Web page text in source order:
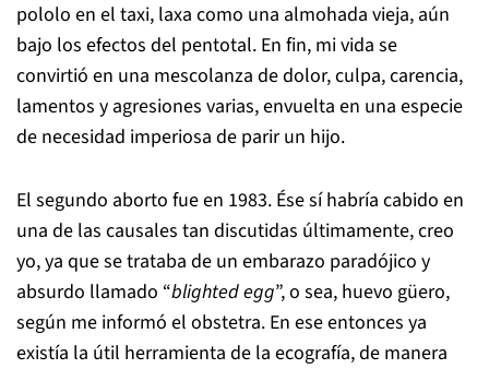
pololo en el taxi, laxa como una almohada vieja, aún
bajo los efectos del pentotal. En fin, mi vida se
convirtió en una mescolanza de dolor, culpa, carencia,
lamentos y agresiones varias, envuelta en una especie
de necesidad imperiosa de parir un hijo.
El segundo aborto fue en 1983. Ése sí habría cabido en
una de las causales tan discutidas últimamente, creo
yo, ya que se trataba de un embarazo paradójico y
absurdo llamado “blighted egg”, o sea, huevo güero,
según me informó el obstetra. En ese entonces ya
existía la útil herramienta de la ecografía, de manera